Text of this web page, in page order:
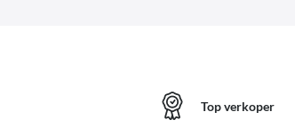
Top verkoper